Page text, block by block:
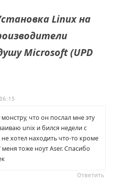
Linux на
Microsoft (UPD
что он послал мне эту
unix и бился недели с
хотел находить что-то кроме
тоже ноут Aser. Спасибо
Ответить